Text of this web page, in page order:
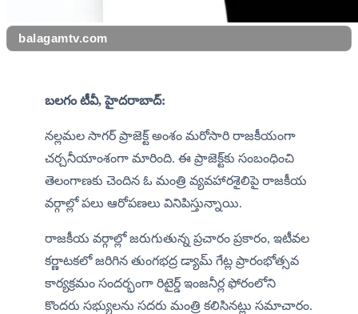
balagamtv.com
బలగం టీవీ, హైదరాబాద్:
నల్లమల సాగర్ ప్రాజెక్ట్ అంశం మరోసారి రాజకీయంగా
చర్చనీయాంశంగా మారింది. ఈ ప్రాజెక్ట్‌కు సంబంధించి
తెలంగాణకు చెందిన ఓ మంత్రి వ్యవహారశైలిపై రాజకీయ
వర్గాల్లో పలు ఆరోపణలు వినిపిస్తున్నాయి.
రాజకీయ వర్గాల్లో జరుగుతున్న ప్రచారం ప్రకారం, ఇటీవల
కర్ణాటకలో జరిగిన తుంగభద్ర డ్యామ్ గేట్ల ప్రారంభోత్సవ
కార్యక్రమం సందర్భంగా రిటైర్డ్ ఇంజనీర్ల ఫోరంలోని
కొందరు సభ్యులను సదరు మంత్రి కలిసినట్లు సమాచారం.